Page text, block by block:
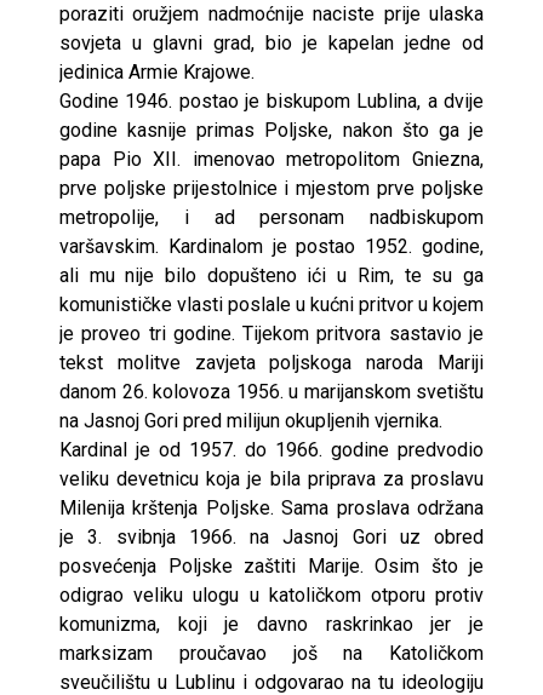
poraziti oružjem nadmoćnije naciste prije ulaska
sovjeta u glavni grad, bio je kapelan jedne od
jedinica Armie Krajowe.
Godine 1946. postao je biskupom Lublina, a dvije
godine kasnije primas Poljske, nakon što ga je
papa Pio XII. imenovao metropolitom Gniezna,
prve poljske prijestolnice i mjestom prve poljske
metropolije, i ad personam nadbiskupom
varšavskim. Kardinalom je postao 1952. godine,
ali mu nije bilo dopušteno ići u Rim, te su ga
komunističke vlasti poslale u kućni pritvor u kojem
je proveo tri godine. Tijekom pritvora sastavio je
tekst molitve zavjeta poljskoga naroda Mariji
danom 26. kolovoza 1956. u marijanskom svetištu
na Jasnoj Gori pred milijun okupljenih vjernika.
Kardinal je od 1957. do 1966. godine predvodio
veliku devetnicu koja je bila priprava za proslavu
Milenija krštenja Poljske. Sama proslava održana
je 3. svibnja 1966. na Jasnoj Gori uz obred
posvećenja Poljske zaštiti Marije. Osim što je
odigrao veliku ulogu u katoličkom otporu protiv
komunizma, koji je davno raskrinkao jer je
marksizam proučavao još na Katoličkom
sveučilištu u Lublinu i odgovarao na tu ideologiju